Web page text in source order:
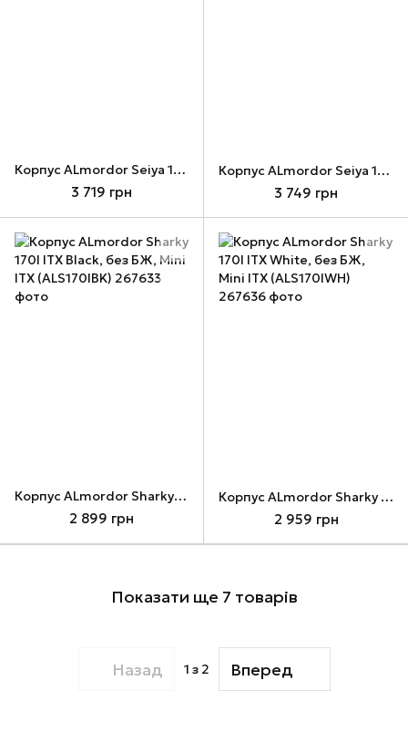
Корпус ALmordor Seiya 180 Matx Black, без БЖ, Micro ATX (ALS180MBK)
3 719 грн
Корпус ALmordor Seiya 180 Matx Dark Silver, без БЖ, Micro ATX (ALS180MDS)
3 749 грн
Корпус ALmordor Sharky 170I ITX Black, без БЖ, Mini ITX (ALS170IBK)
2 899 грн
Корпус ALmordor Sharky 170I ITX White, без БЖ, Mini ITX (ALS170IWH)
2 959 грн
Показати ще 7 товарів
Назад 1 з 2 Вперед